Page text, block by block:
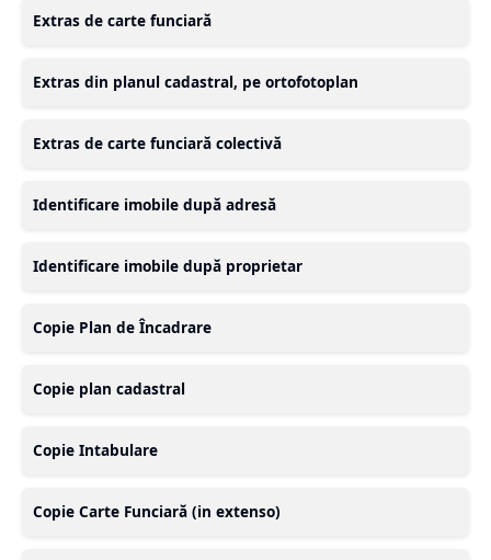
Extras de carte funciară
Extras din planul cadastral, pe ortofotoplan
Extras de carte funciară colectivă
Identificare imobile după adresă
Identificare imobile după proprietar
Copie Plan de Încadrare
Copie plan cadastral
Copie Intabulare
Copie Carte Funciară (in extenso)